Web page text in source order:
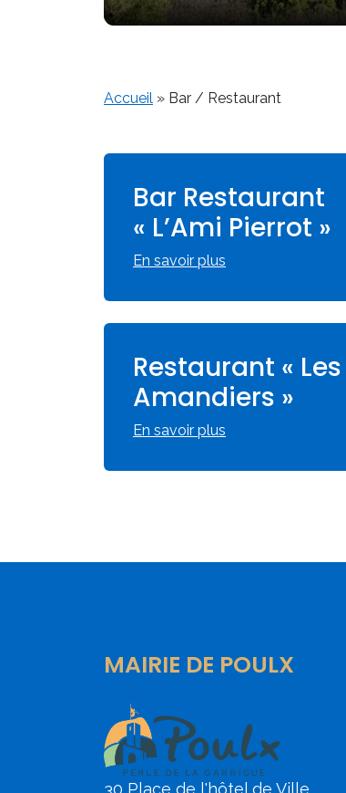
Accueil » Bar / Restaurant
Bar Restaurant
« L’Ami Pierrot »
En savoir plus
Restaurant « Les
Amandiers »
En savoir plus
MAIRIE DE POULX
30 Place de l'hôtel de Ville